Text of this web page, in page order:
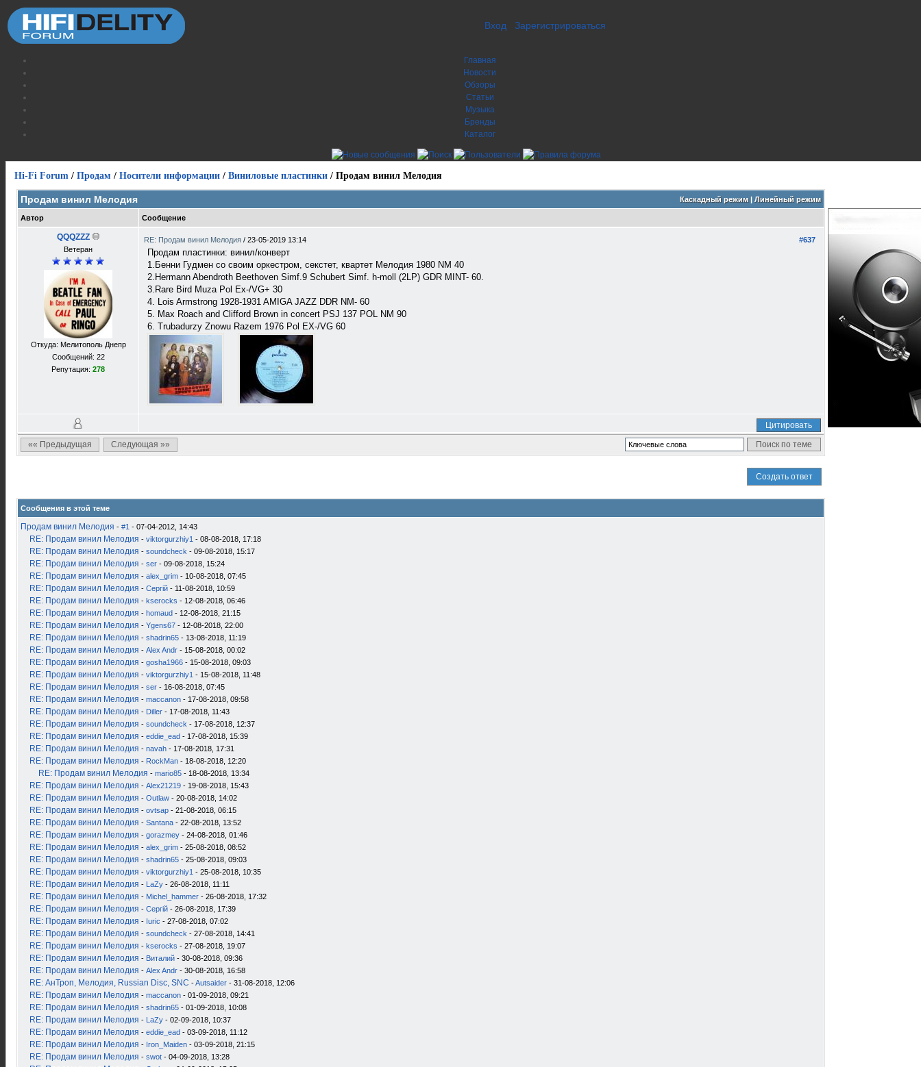
Вход Зарегистрироваться
Главная
Новости
Обзоры
Статьи
Музыка
Бренды
Каталог
Hi-Fi Forum / Продам / Носители информации / Виниловые пластинки / Продам винил Мелодия
Каскадный режим| Линейный режим
Продам винил Мелодия
Автор Сообщение
QQQZZZ
Ветеран
Откуда: Мелитополь Днепр
Сообщений: 22
Репутация: 278
#637
RE: Продам винил Мелодия / 23-05-2019 13:14
Продам пластинки: винил/конверт
1.Бенни Гудмен со своим оркестром, секстет, квартет Мелодия 1980 NM 40
2.Hermann Abendroth Beethoven Simf.9 Schubert Simf. h-moll (2LP) GDR MINT- 60.
3.Rare Bird Muza Pol Ex-/VG+ 30
4. Lois Armstrong 1928-1931 AMIGA JAZZ DDR NM- 60
5. Max Roach and Clifford Brown in concert PSJ 137 POL NM 90
6. Trubadurzy Znowu Razem 1976 Pol EX-/VG 60
Цитировать
«« Предыдущая
Следующая »»
Создать ответ
Сообщения в этой теме
Продам винил Мелодия - #1 - 07-04-2012, 14:43
RE: Продам винил Мелодия - viktorgurzhiy1 - 08-08-2018, 17:18
RE: Продам винил Мелодия - soundcheck - 09-08-2018, 15:17
RE: Продам винил Мелодия - ser - 09-08-2018, 15:24
RE: Продам винил Мелодия - alex_grim - 10-08-2018, 07:45
RE: Продам винил Мелодия - Сергій - 11-08-2018, 10:59
RE: Продам винил Мелодия - kserocks - 12-08-2018, 06:46
RE: Продам винил Мелодия - homaud - 12-08-2018, 21:15
RE: Продам винил Мелодия - Ygens67 - 12-08-2018, 22:00
RE: Продам винил Мелодия - shadrin65 - 13-08-2018, 11:19
RE: Продам винил Мелодия - Alex Andr - 15-08-2018, 00:02
RE: Продам винил Мелодия - gosha1966 - 15-08-2018, 09:03
RE: Продам винил Мелодия - viktorgurzhiy1 - 15-08-2018, 11:48
RE: Продам винил Мелодия - ser - 16-08-2018, 07:45
RE: Продам винил Мелодия - maccanon - 17-08-2018, 09:58
RE: Продам винил Мелодия - Diller - 17-08-2018, 11:43
RE: Продам винил Мелодия - soundcheck - 17-08-2018, 12:37
RE: Продам винил Мелодия - eddie_ead - 17-08-2018, 15:39
RE: Продам винил Мелодия - navah - 17-08-2018, 17:31
RE: Продам винил Мелодия - RockMan - 18-08-2018, 12:20
RE: Продам винил Мелодия - mario85 - 18-08-2018, 13:34
RE: Продам винил Мелодия - Alex21219 - 19-08-2018, 15:43
RE: Продам винил Мелодия - Outlaw - 20-08-2018, 14:02
RE: Продам винил Мелодия - ovtsap - 21-08-2018, 06:15
RE: Продам винил Мелодия - Santana - 22-08-2018, 13:52
RE: Продам винил Мелодия - gorazmey - 24-08-2018, 01:46
RE: Продам винил Мелодия - alex_grim - 25-08-2018, 08:52
RE: Продам винил Мелодия - shadrin65 - 25-08-2018, 09:03
RE: Продам винил Мелодия - viktorgurzhiy1 - 25-08-2018, 10:35
RE: Продам винил Мелодия - LaZy - 26-08-2018, 11:11
RE: Продам винил Мелодия - Michel_hammer - 26-08-2018, 17:32
RE: Продам винил Мелодия - Сергій - 26-08-2018, 17:39
RE: Продам винил Мелодия - Iuric - 27-08-2018, 07:02
RE: Продам винил Мелодия - soundcheck - 27-08-2018, 14:41
RE: Продам винил Мелодия - kserocks - 27-08-2018, 19:07
RE: Продам винил Мелодия - Виталий - 30-08-2018, 09:36
RE: Продам винил Мелодия - Alex Andr - 30-08-2018, 16:58
RE: АнТроп, Мелодия, Russian Disc, SNC -Autsaider - 31-08-2018, 12:06
RE: Продам винил Мелодия - maccanon - 01-09-2018, 09:21
RE: Продам винил Мелодия - shadrin65 - 01-09-2018, 10:08
RE: Продам винил Мелодия - LaZy - 02-09-2018, 10:37
RE: Продам винил Мелодия - eddie_ead - 03-09-2018, 11:12
RE: Продам винил Мелодия - Iron_Maiden - 03-09-2018, 21:15
RE: Продам винил Мелодия - swot - 04-09-2018, 13:28